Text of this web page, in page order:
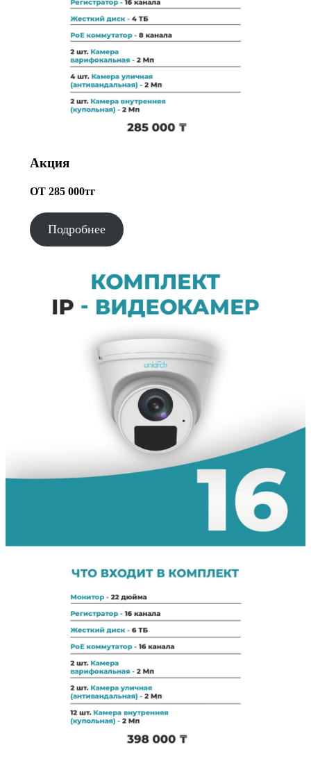
Акция
ОТ 285 000тг
Подробнее